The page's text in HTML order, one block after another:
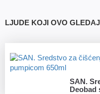
LJUDE KOJI OVO
SAN.
Deobad